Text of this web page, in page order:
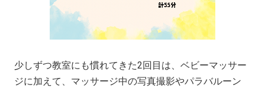
少しずつ教室にも慣れてきた2回目は、ベビーマッサー
ジに加えて、マッサージ中の写真撮影やパラバルーン